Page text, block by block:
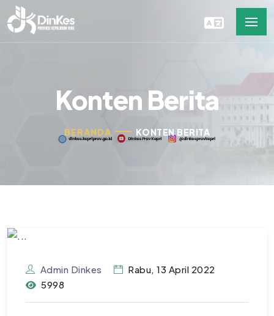
Konten Berita
BERANDA KONTEN BERITA
Admin Dinkes
Rabu, 13 April 2022
5998